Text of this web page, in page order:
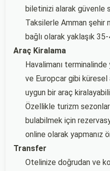
biletinizi alarak güvenle
Taksilerle Amman şehir
bağlı olarak yaklaşık
Araç Kiralama
Havalimanı
ve Europcar gibi
uygun bir araç
Özellikle turizm
bulabilmek için
online olarak yapmanız
Transfer
Otelinize doğrudan ve